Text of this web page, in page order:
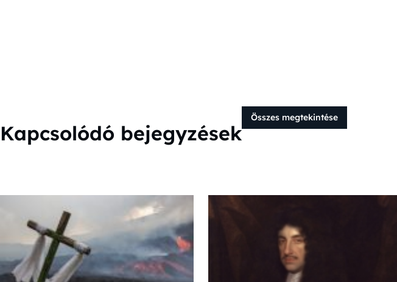
Kapcsolódó bejegyzések
Összes megtekintése